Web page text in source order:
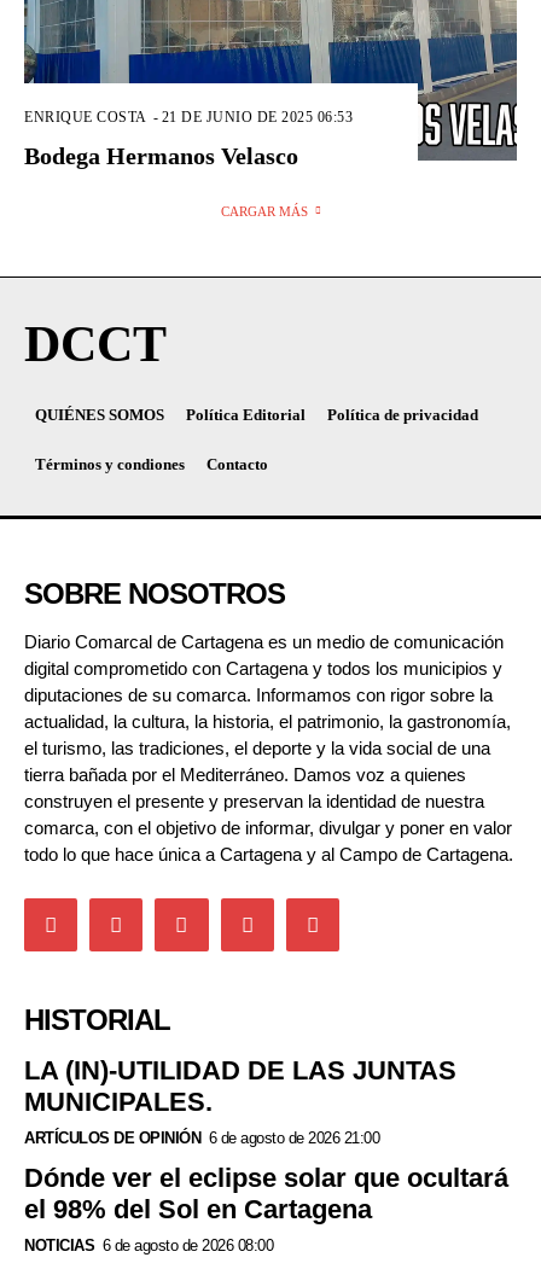
ENRIQUE COSTA - 21 DE JUNIO DE 2025 06:53
Bodega Hermanos Velasco
CARGAR MÁS
DCCT
QUIÉNES SOMOS Política Editorial Política de privacidad
Términos y condiones Contacto
SOBRE NOSOTROS
Diario Comarcal de Cartagena es un medio de comunicación
digital comprometido con Cartagena y todos los municipios y
diputaciones de su comarca. Informamos con rigor sobre la
actualidad, la cultura, la historia, el patrimonio, la gastronomía,
el turismo, las tradiciones, el deporte y la vida social de una
tierra bañada por el Mediterráneo. Damos voz a quienes
construyen el presente y preservan la identidad de nuestra
comarca, con el objetivo de informar, divulgar y poner en valor
todo lo que hace única a Cartagena y al Campo de Cartagena.
HISTORIAL
LA (IN)-UTILIDAD DE LAS JUNTAS
MUNICIPALES.
ARTÍCULOS DE OPINIÓN 6 de agosto de 2026 21:00
Dónde ver el eclipse solar que ocultará
el 98% del Sol en Cartagena
NOTICIAS 6 de agosto de 2026 08:00